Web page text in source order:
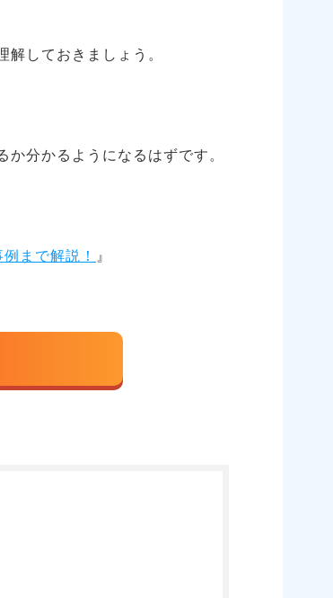
しておきましょう。
分かるようになるはずです。
まで解説！ 』